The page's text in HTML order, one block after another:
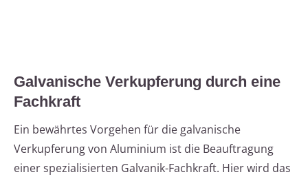
Galvanische Verkupferung durch eine
Fachkraft
Ein bewährtes Vorgehen für die galvanische
Verkupferung von Aluminium ist die Beauftragung
einer spezialisierten Galvanik-Fachkraft. Hier wird das